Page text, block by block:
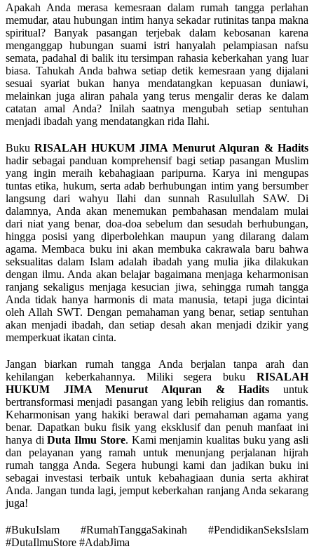
Apakah Anda merasa kemesraan dalam rumah tangga perlahan
memudar, atau hubungan intim hanya sekadar rutinitas tanpa makna
spiritual? Banyak pasangan terjebak dalam kebosanan karena
menganggap hubungan suami istri hanyalah pelampiasan nafsu
semata, padahal di balik itu tersimpan rahasia keberkahan yang luar
biasa. Tahukah Anda bahwa setiap detik kemesraan yang dijalani
sesuai syariat bukan hanya mendatangkan kepuasan duniawi,
melainkan juga aliran pahala yang terus mengalir deras ke dalam
catatan amal Anda? Inilah saatnya mengubah setiap sentuhan
menjadi ibadah yang mendatangkan rida Ilahi.
BukuRISALAH HUKUM JIMA Menurut Alquran & Hadits
hadir sebagai panduan komprehensif bagi setiap pasangan Muslim
yang ingin meraih kebahagiaan paripurna. Karya ini mengupas
tuntas etika, hukum, serta adab berhubungan intim yang bersumber
langsung dari wahyu Ilahi dan sunnah Rasulullah SAW. Di
dalamnya, Anda akan menemukan pembahasan mendalam mulai
dari niat yang benar, doa-doa sebelum dan sesudah berhubungan,
hingga posisi yang diperbolehkan maupun yang dilarang dalam
agama. Membaca buku ini akan membuka cakrawala baru bahwa
seksualitas dalam Islam adalah ibadah yang mulia jika dilakukan
dengan ilmu. Anda akan belajar bagaimana menjaga keharmonisan
ranjang sekaligus menjaga kesucian jiwa, sehingga rumah tangga
Anda tidak hanya harmonis di mata manusia, tetapi juga dicintai
oleh Allah SWT. Dengan pemahaman yang benar, setiap sentuhan
akan menjadi ibadah, dan setiap desah akan menjadi dzikir yang
memperkuat ikatan cinta.
Jangan biarkan rumah tangga Anda berjalan tanpa arah dan
kehilangan keberkahannya. Miliki segera buku RISALAH
HUKUM JIMA Menurut Alquran & Hadits untuk
bertransformasi menjadi pasangan yang lebih religius dan romantis.
Keharmonisan yang hakiki berawal dari pemahaman agama yang
benar. Dapatkan buku fisik yang eksklusif dan penuh manfaat ini
hanya diDuta Ilmu Store. Kami menjamin kualitas buku yang asli
dan pelayanan yang ramah untuk menunjang perjalanan hijrah
rumah tangga Anda. Segera hubungi kami dan jadikan buku ini
sebagai investasi terbaik untuk kebahagiaan dunia serta akhirat
Anda. Jangan tunda lagi, jemput keberkahan ranjang Anda sekarang
juga!
#BukuIslam #RumahTanggaSakinah #PendidikanSeksIslam
#DutaIlmuStore #AdabJima